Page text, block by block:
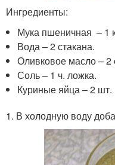
Ингредиенты:
Мука пшеничная – 1
Вода – 2 стакана.
Оливковое масло – 2
Соль – 1 ч. ложка.
Куриные яйца – 2 шт.
1. В холодную воду